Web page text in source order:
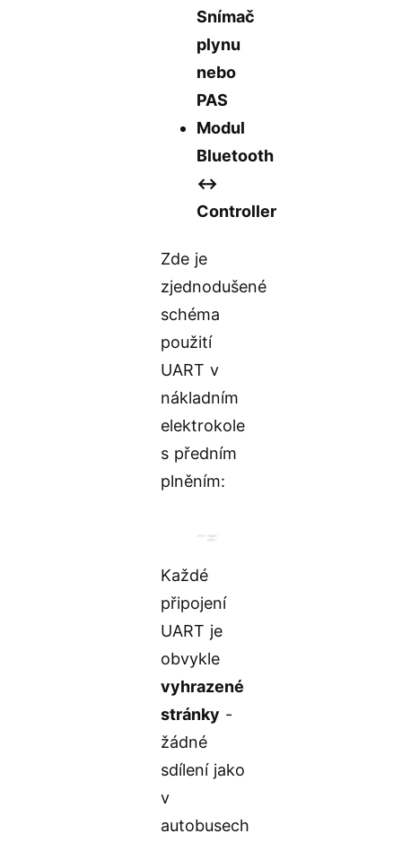
Snímač
plynu
nebo
PAS
Modul
Bluetooth
↔️
Controller
Zde je
zjednodušené
schéma
použití
UART v
nákladním
elektrokole
s předním
plněním:
Každé
připojení
UART je
obvykle
vyhrazené
stránky -
žádné
sdílení jako
v
autobusech